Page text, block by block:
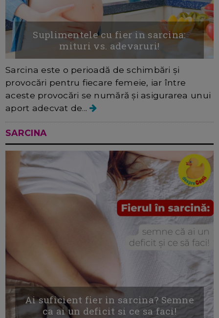
Suplimentele cu fier in sarcina:
mituri vs. adevaruri!
Sarcina este o perioadă de schimbări și
provocări pentru fiecare femeie, iar între
aceste provocări se numără și asigurarea unui
aport adecvat de...
SARCINA
Ai suficient fier in sarcina? Semne
ca ai un deficit si ce sa faci!